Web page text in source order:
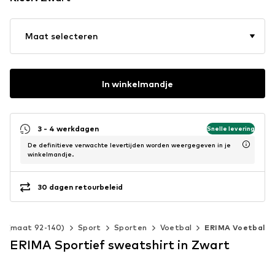
Maat selecteren
In winkelmandje
3 - 4 werkdagen Snelle levering
De definitieve verwachte levertijden worden weergegeven in je
winkelmandje.
30 dagen retourbeleid
(maat 92-140) Sport Sporten Voetbal ERIMA Voetbal
ERIMA Sportief sweatshirt in Zwart